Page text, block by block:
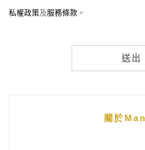
私權政策及服務條款 。
關於